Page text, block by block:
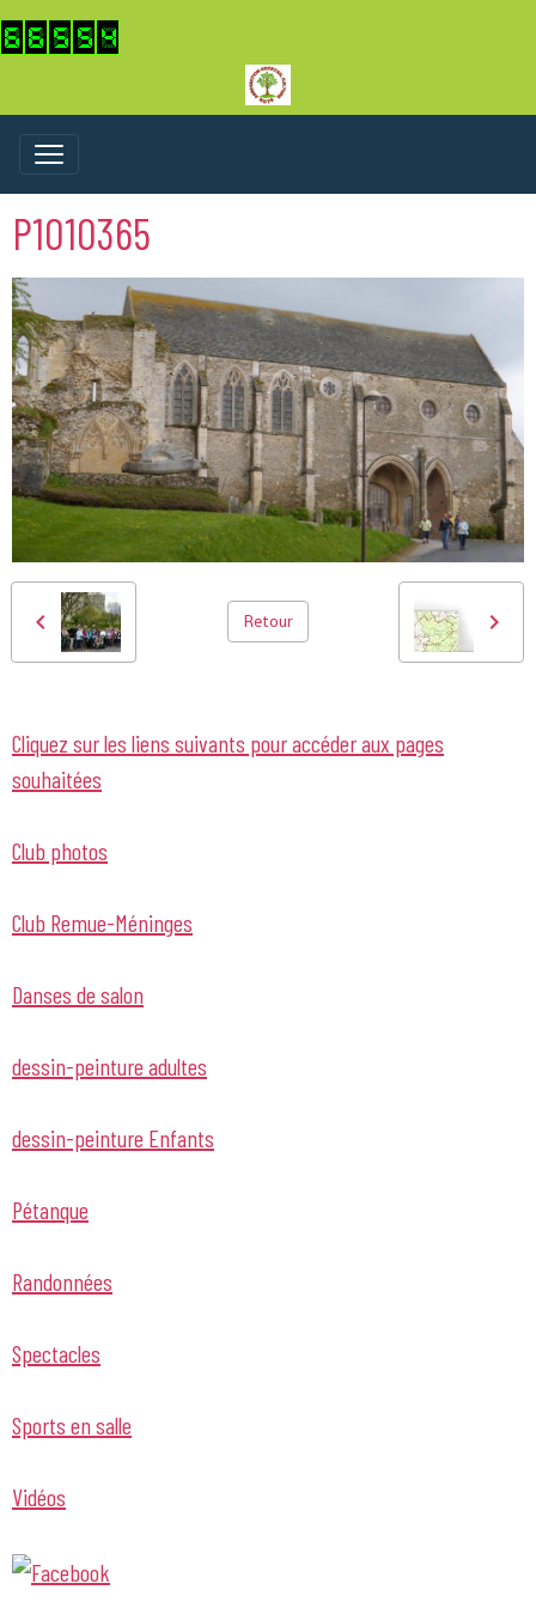
P1010365
Retour
Cliquez sur les liens suivants pour accéder aux pages
souhaitées
Club photos
Club Remue-Méninges
Danses de salon
dessin-peinture adultes
dessin-peinture Enfants
Pétanque
Randonnées
Spectacles
Sports en salle
Vidéos